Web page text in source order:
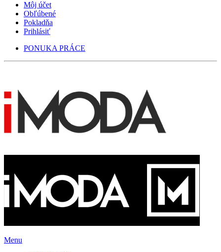
Môj účet
Obľúbené
Pokladňa
Prihlásiť
PONUKA PRÁCE
Menu